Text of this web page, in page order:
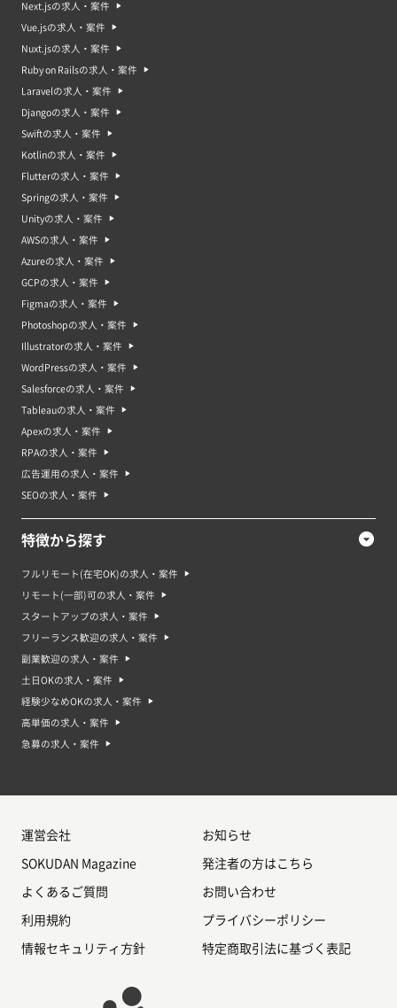
Next.jsの求人・案件
Vue.jsの求人・案件
Nuxt.jsの求人・案件
Ruby on Railsの求人・案件
Laravelの求人・案件
Djangoの求人・案件
Swiftの求人・案件
Kotlinの求人・案件
Flutterの求人・案件
Springの求人・案件
Unityの求人・案件
AWSの求人・案件
Azureの求人・案件
GCPの求人・案件
Figmaの求人・案件
Photoshopの求人・案件
Illustratorの求人・案件
WordPressの求人・案件
Salesforceの求人・案件
Tableauの求人・案件
Apexの求人・案件
RPAの求人・案件
広告運用の求人・案件
SEOの求人・案件
特徴から探す
フルリモート(在宅OK)の求人・案件
リモート(一部)可の求人・案件
スタートアップの求人・案件
フリーランス歓迎の求人・案件
副業歓迎の求人・案件
土日OKの求人・案件
経験少なめOKの求人・案件
高単価の求人・案件
急募の求人・案件
運営会社 お知らせ
SOKUDAN Magazine 発注者の方はこちら
よくあるご質問 お問い合わせ
利用規約 プライバシーポリシー
情報セキュリティ方針 特定商取引法に基づく表記